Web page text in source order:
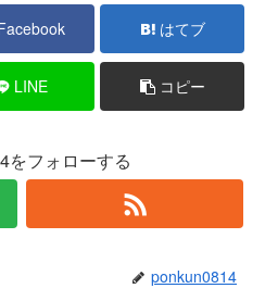
はてブ
LINE コピー
をフォローする
ponkun0814